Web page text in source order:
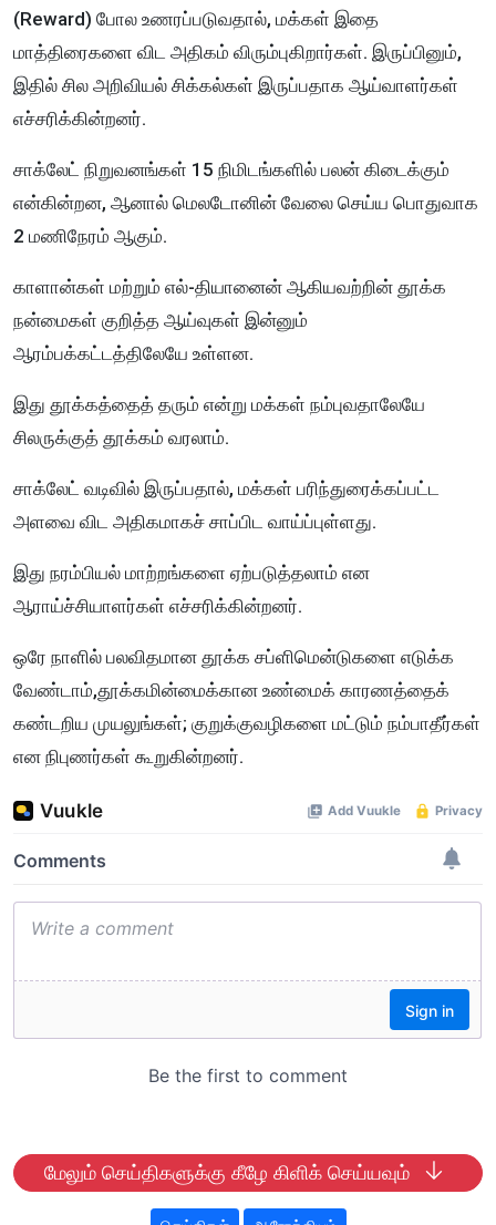
(Reward) போல உணரப்படுவதால், மக்கள் இதை
மாத்திரைகளை விட அதிகம் விரும்புகிறார்கள். இருப்பினும்,
இதில் சில அறிவியல் சிக்கல்கள் இருப்பதாக ஆய்வாளர்கள்
எச்சரிக்கின்றனர்.
சாக்லேட் நிறுவனங்கள் 15 நிமிடங்களில் பலன் கிடைக்கும்
என்கின்றன, ஆனால் மெலடோனின் வேலை செய்ய பொதுவாக
2 மணிநேரம் ஆகும்.
காளான்கள் மற்றும் எல்-தியானைன் ஆகியவற்றின் தூக்க
நன்மைகள் குறித்த ஆய்வுகள் இன்னும்
ஆரம்பக்கட்டத்திலேயே உள்ளன.
இது தூக்கத்தைத் தரும் என்று மக்கள் நம்புவதாலேயே
சிலருக்குத் தூக்கம் வரலாம்.
சாக்லேட் வடிவில் இருப்பதால், மக்கள் பரிந்துரைக்கப்பட்ட
அளவை விட அதிகமாகச் சாப்பிட வாய்ப்புள்ளது.
இது நரம்பியல் மாற்றங்களை ஏற்படுத்தலாம் என
ஆராய்ச்சியாளர்கள் எச்சரிக்கின்றனர்.
ஒரே நாளில் பலவிதமான தூக்க சப்ளிமென்டுகளை எடுக்க
வேண்டாம்,தூக்கமின்மைக்கான உண்மைக் காரணத்தைக்
கண்டறிய முயலுங்கள்; குறுக்குவழிகளை மட்டும் நம்பாதீர்கள்
என நிபுணர்கள் கூறுகின்றனர்.
மேலும் செய்திகளுக்கு கீழே கிளிக் செய்யவும்